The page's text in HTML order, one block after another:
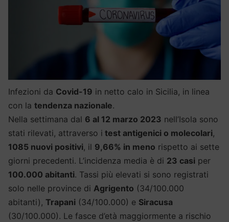
Infezioni da Covid-19 in netto calo in Sicilia, in linea
con la tendenza nazionale.
Nella settimana dal 6 al 12 marzo 2023 nell’Isola sono
stati rilevati, attraverso i test antigenici o molecolari,
1085 nuovi positivi, il 9,66% in meno rispetto ai sette
giorni precedenti. L’incidenza media è di 23 casi per
100.000 abitanti. Tassi più elevati si sono registrati
solo nelle province di Agrigento (34/100.000
abitanti), Trapani (34/100.000) e Siracusa
(30/100.000). Le fasce d’età maggiormente a rischio